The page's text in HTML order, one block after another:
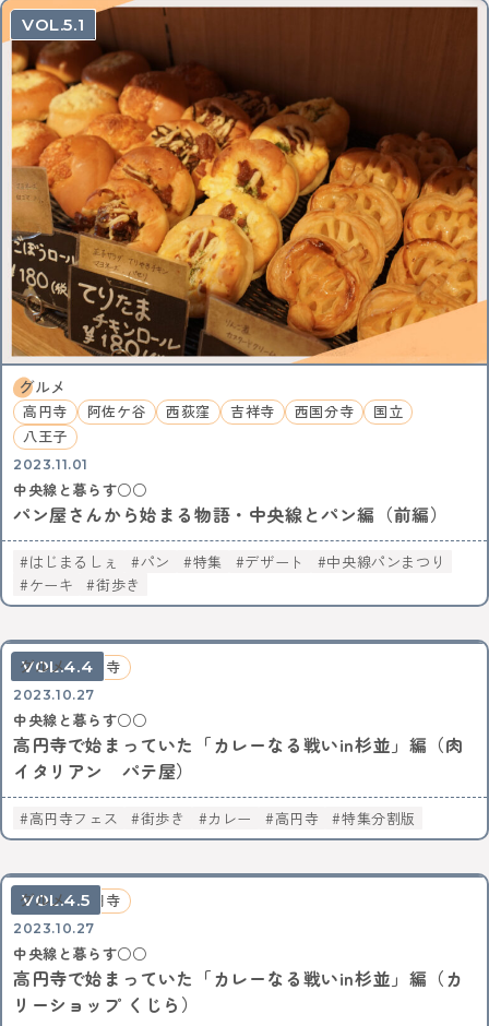
5.1
グルメ
高円寺 阿佐ケ谷 西荻窪 吉祥寺 西国分寺
国立
八王子
2023.11.01
中央線と暮らす○○
パン屋さんから始まる物語・中央線とパン編（前編）
はじまるしぇ パン 特集 デザート
中央線パンまつり
ケーキ
街歩き
4.4
グルメ 高円寺
2023.10.27
中央線と暮らす○○
高円寺で始まっていた「カレーなる戦いin杉並」編（肉
イタリアン パテ屋）
高円寺フェス 街歩き カレー 高円寺 特集分割版
4.5
グルメ 高円寺
2023.10.27
中央線と暮らす○○
高円寺で始まっていた「カレーなる戦いin杉並」編（カ
リーショップ くじら）